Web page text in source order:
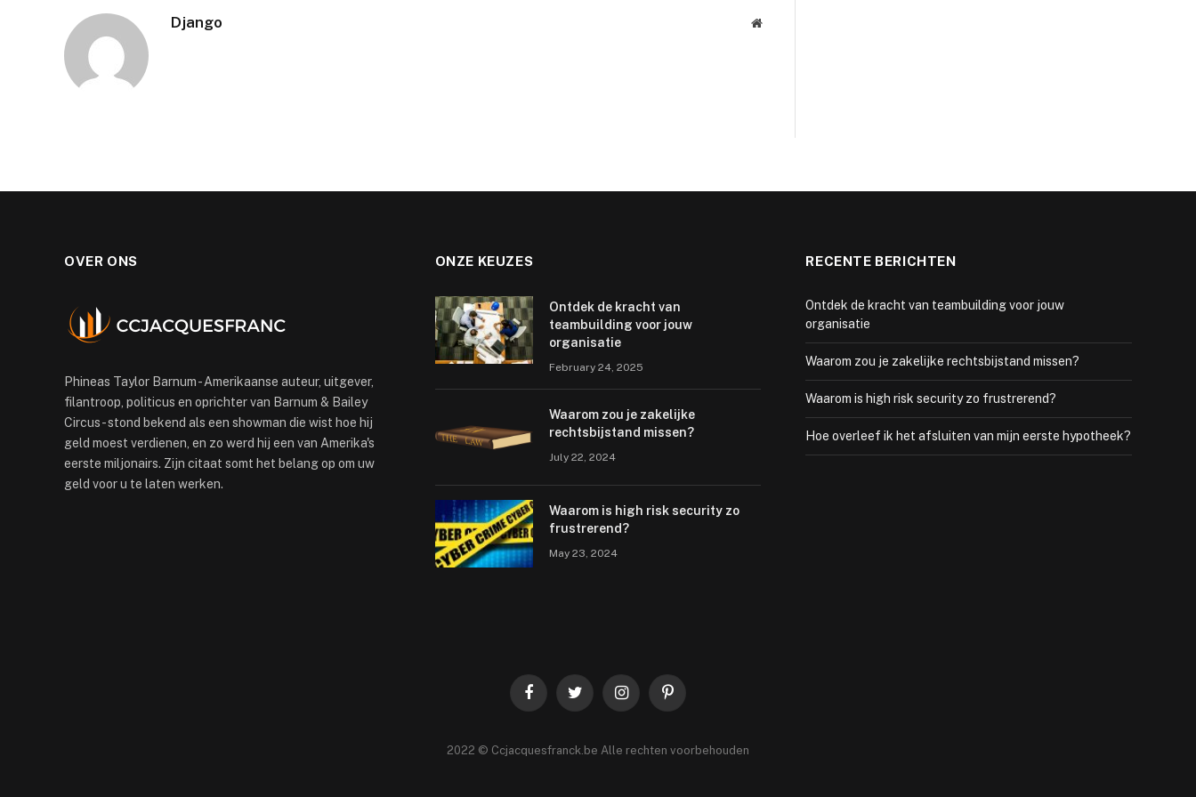
Django Website
OVER ONS
Phineas Taylor Barnum - Amerikaanse auteur, uitgever,
filantroop, politicus en oprichter van Barnum & Bailey
Circus - stond bekend als een showman die wist hoe hij
geld moest verdienen, en zo werd hij een van Amerika's
eerste miljonairs. Zijn citaat somt het belang op om uw
geld voor u te laten werken.
ONZE KEUZES
Ontdek de kracht van
teambuilding voor jouw
organisatie
February 24, 2025
Waarom zou je zakelijke
rechtsbijstand missen?
July 22, 2024
Waarom is high risk security zo
frustrerend?
May 23, 2024
RECENTE BERICHTEN
Ontdek de kracht van teambuilding voor jouw
organisatie
Waarom zou je zakelijke rechtsbijstand missen?
Waarom is high risk security zo frustrerend?
Hoe overleef ik het afsluiten van mijn eerste hypotheek?
FacebookTwitter InstagramPinterest
2022 © Ccjacquesfranck.be Alle rechten voorbehouden